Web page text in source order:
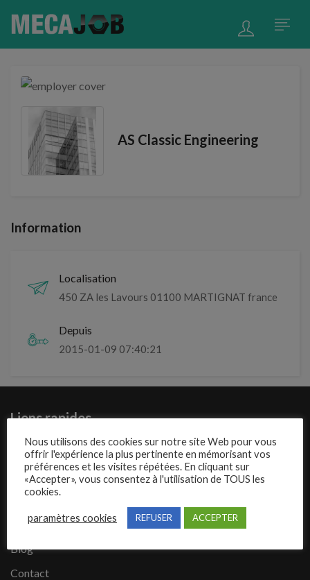
AS Classic Engineering
Information
Localisation
450 ZA les Lavours 01100 MARTIGNAT france
Depuis
2015-01-09 07:40:21
Liens rapides
Présentation de Mecajob
Publier une annonce
Offres d’emploi
Questions fréquentes
Blog
Contact
Nous utilisons des cookies sur notre site Web pour vous
offrir l'expérience la plus pertinente en mémorisant vos
préférences et les visites répétées. En cliquant sur
«Accepter», vous consentez à l'utilisation de TOUS les
cookies.
paramètres cookies REFUSER ACCEPTER